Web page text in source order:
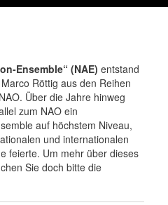
Ensemble“ (NAE) entstand
Röttig aus den Reihen
Über die Jahre hinweg
zum NAO ein
auf höchstem Niveau,
und internationalen
feierte. Um mehr über dieses
Sie doch bitte die